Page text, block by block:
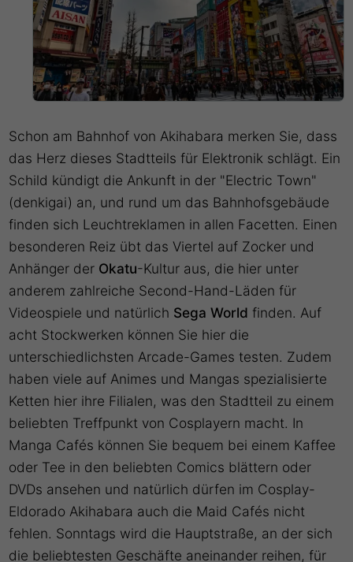
Schon am Bahnhof von Akihabara merken Sie, dass
das Herz dieses Stadtteils für Elektronik schlägt. Ein
Schild kündigt die Ankunft in der "Electric Town"
(denkigai) an, und rund um das Bahnhofsgebäude
finden sich Leuchtreklamen in allen Facetten. Einen
besonderen Reiz übt das Viertel auf Zocker und
Anhänger der Okatu-Kultur aus, die hier unter
anderem zahlreiche Second-Hand-Läden für
Videospiele und natürlich Sega World finden. Auf
acht Stockwerken können Sie hier die
unterschiedlichsten Arcade-Games testen. Zudem
haben viele auf Animes und Mangas spezialisierte
Ketten hier ihre Filialen, was den Stadtteil zu einem
beliebten Treffpunkt von Cosplayern macht. In
Manga Cafés können Sie bequem bei einem Kaffee
oder Tee in den beliebten Comics blättern oder
DVDs ansehen und natürlich dürfen im Cosplay-
Eldorado Akihabara auch die Maid Cafés nicht
fehlen. Sonntags wird die Hauptstraße, an der sich
die beliebtesten Geschäfte aneinander reihen, für